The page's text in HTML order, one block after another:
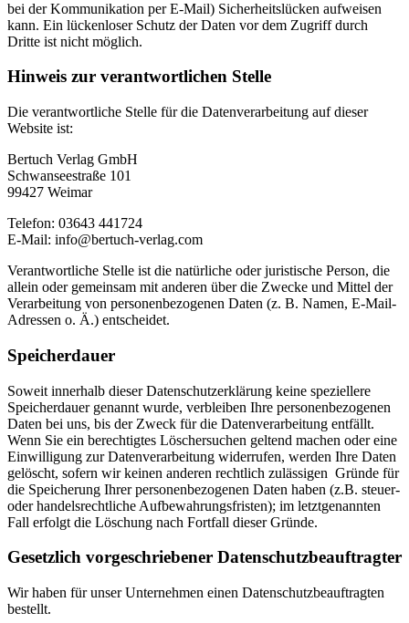
bei der Kommunikation per E-Mail) Sicherheitslücken aufweisen
kann. Ein lückenloser Schutz der Daten vor dem Zugriff durch
Dritte ist nicht möglich.
Hinweis zur verantwortlichen Stelle
Die verantwortliche Stelle für die Datenverarbeitung auf dieser
Website ist:
Bertuch Verlag GmbH
Schwanseestraße 101
99427 Weimar
Telefon: 03643 441724
E-Mail: info@bertuch-verlag.com
Verantwortliche Stelle ist die natürliche oder juristische Person, die
allein oder gemeinsam mit anderen über die Zwecke und Mittel der
Verarbeitung von personenbezogenen Daten (z. B. Namen, E-Mail-
Adressen o. Ä.) entscheidet.
Speicherdauer
Soweit innerhalb dieser Datenschutzerklärung keine speziellere
Speicherdauer genannt wurde, verbleiben Ihre personenbezogenen
Daten bei uns, bis der Zweck für die Datenverarbeitung entfällt.
Wenn Sie ein berechtigtes Löschersuchen geltend machen oder eine
Einwilligung zur Datenverarbeitung widerrufen, werden Ihre Daten
gelöscht, sofern wir keinen anderen rechtlich zulässigen Gründe für
die Speicherung Ihrer personenbezogenen Daten haben (z.B. steuer-
oder handelsrechtliche Aufbewahrungsfristen); im letztgenannten
Fall erfolgt die Löschung nach Fortfall dieser Gründe.
Gesetzlich vorgeschriebener Datenschutz­beauftragter
Wir haben für unser Unternehmen einen Datenschutzbeauftragten
bestellt.